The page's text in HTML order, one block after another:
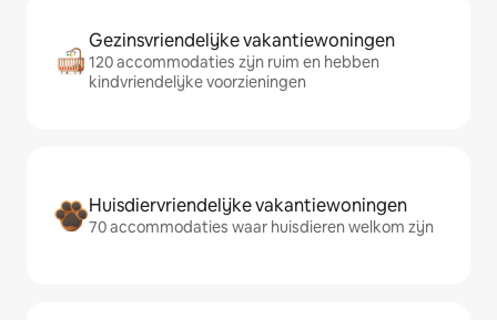
Gezinsvriendelijke vakantiewoningen
120 accommodaties zijn ruim en hebben
kindvriendelijke voorzieningen
Huisdiervriendelijke vakantiewoningen
70 accommodaties waar huisdieren welkom zijn